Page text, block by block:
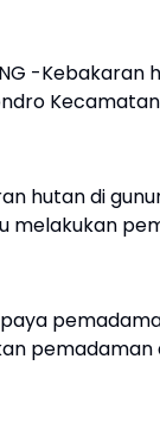
-Kebakaran
hutan di
melakukan
pemadaman